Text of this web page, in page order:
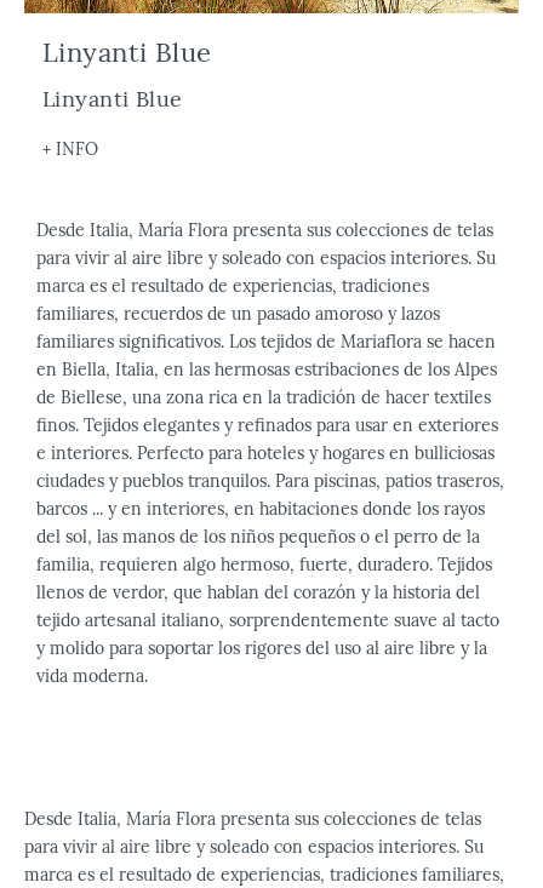
Linyanti Blue
Linyanti Blue
+ INFO
Desde Italia, María Flora presenta sus colecciones de telas
para vivir al aire libre y soleado con espacios interiores. Su
marca es el resultado de experiencias, tradiciones
familiares, recuerdos de un pasado amoroso y lazos
familiares significativos. Los tejidos de Mariaflora se hacen
en Biella, Italia, en las hermosas estribaciones de los Alpes
de Biellese, una zona rica en la tradición de hacer textiles
finos. Tejidos elegantes y refinados para usar en exteriores
e interiores. Perfecto para hoteles y hogares en bulliciosas
ciudades y pueblos tranquilos. Para piscinas, patios traseros,
barcos ... y en interiores, en habitaciones donde los rayos
del sol, las manos de los niños pequeños o el perro de la
familia, requieren algo hermoso, fuerte, duradero. Tejidos
llenos de verdor, que hablan del corazón y la historia del
tejido artesanal italiano, sorprendentemente suave al tacto
y molido para soportar los rigores del uso al aire libre y la
vida moderna.
Desde Italia, María Flora presenta sus colecciones de telas
para vivir al aire libre y soleado con espacios interiores. Su
marca es el resultado de experiencias, tradiciones familiares,